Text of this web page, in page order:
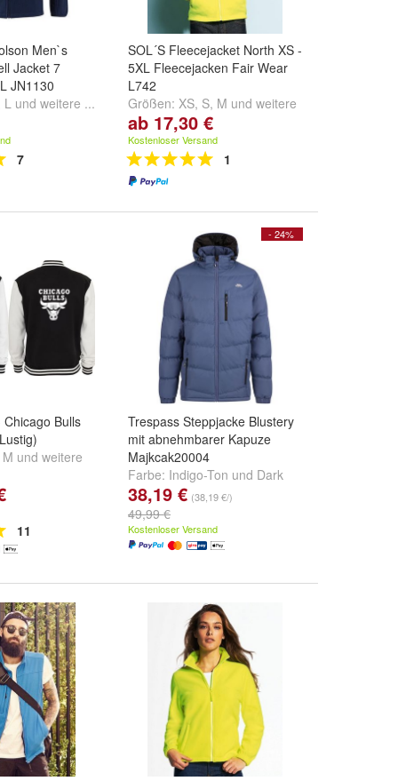
Men`s
Jacket 7
JN1130
L und weitere ...
7
SOL´S Fleecejacket North XS -
5XL Fleecejacken Fair Wear
L742
Größen: XS, S, M und weitere
...
ab 17,30 €
Kostenloser Versand
1
Bulls
M und weitere
11
- 24%
Trespass Steppjacke Blustery
mit abnehmbarer Kapuze
Majkcak20004
Farbe: Indigo-Ton und Dark
Vine
38,19 € (38,19 €/)
49,99 €
Kostenloser Versand